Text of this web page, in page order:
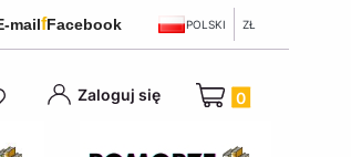
mailfFacebook POLSKI ZŁ
Zaloguj się Produkty w